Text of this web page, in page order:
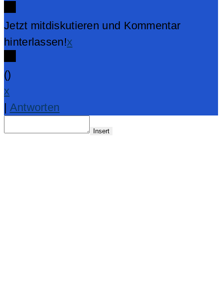
Jetzt mitdiskutieren und Kommentar
hinterlassen!x
()
x
Antworten
Insert